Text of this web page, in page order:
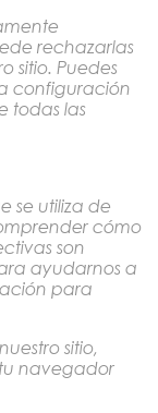
rechazarlas
sitio. Puedes
configuración
todas las
se utiliza de
cómo
son
ayudarnos a
para
sitio,
navegador